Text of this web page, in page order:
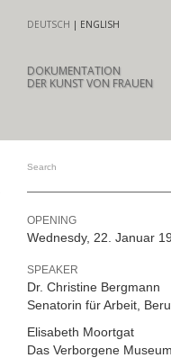
DEUTSCH ENGLISH
DOKUMENTATION
DER KUNST VON FRAUEN
OPENING
Wednesdy, 22. Januar
SPEAKER
Dr. Christine Bergmann
Senatorin für Arbeit,
Elisabeth Moortgat
Das Verborgene Museum